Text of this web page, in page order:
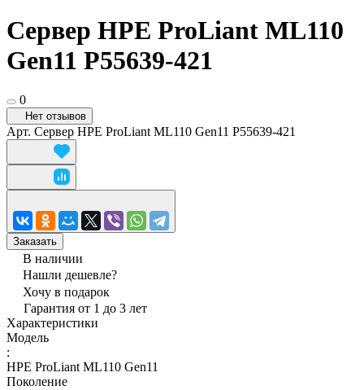
Сервер HPE ProLiant ML110
Gen11 P55639-421
0
Нет отзывов
Арт. Сервер HPE ProLiant ML110 Gen11 P55639-421
Заказать
В наличии
Нашли дешевле?
Хочу в подарок
Гарантия от 1 до 3 лет
Характеристики
Модель
:
HPE ProLiant ML110 Gen11
Поколение